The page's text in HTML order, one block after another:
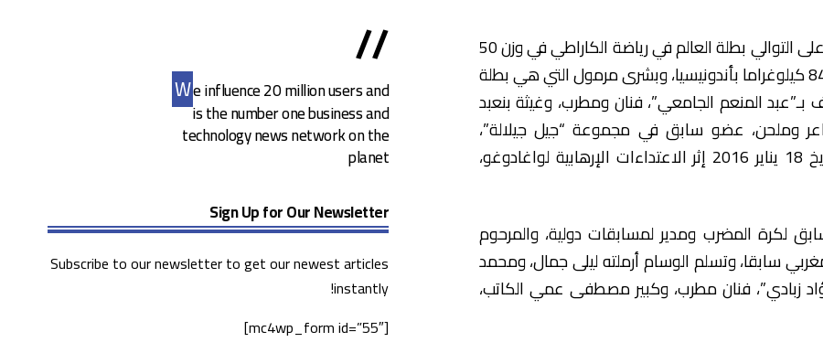
كما وشح الملك خولة أوحماد وأشرف أوشن، وهما على التوالي بطلة العالم في رياضة الكاراطي في وزن 50
كيلوغراما وبطل العالم في رياضة الكاراطي في وزن 84 كيلوغراما بأندونيسيا، وبشرى مرمول التي هي بطلة
المنعم الجامعي”، فنان ومطرب، وغيثة بنعبد
شاعر وملحن، عضو سابق في مجموعة “جيل جيلالة”،
والمرحومة ليلى العلوي، المصورة التي توفيت بتاريخ 18 يناير 2016 إثر الاعتداءات الإرهابية لواغادوغو،
لكرة المضرب ومدير لمسابقات دولية، والمرحوم
سابقا، وتسلم الوسام أرملته ليلى جمال، ومحمد
زبادي”، فنان مطرب، وكبير مصطفى عمي الكاتب،
//
We influence 20 million users and
is the number one business and
technology news network on the
planet
Sign Up for Our Newsletter
Subscribe to our newsletter to get our newest articles
instantly!
[mc4wp_form id=”55″]